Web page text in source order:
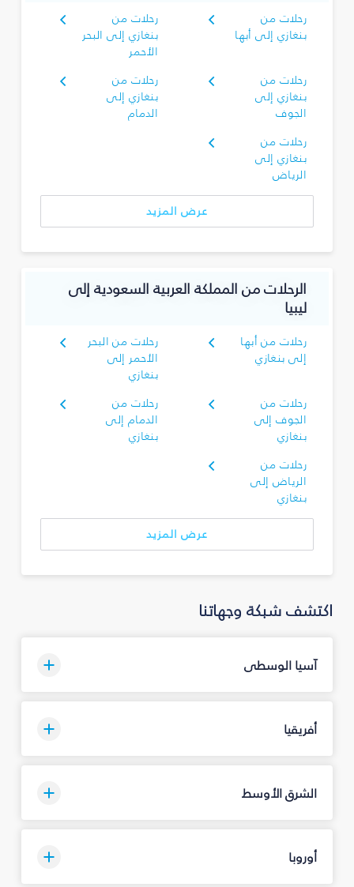
رحلات من
بنغازي إلى أبها
رحلات من
بنغازي إلى البحر
الأحمر
رحلات من
بنغازي إلى
الجوف
رحلات من
بنغازي إلى
الدمام
رحلات من
بنغازي إلى
الرياض
عرض المزيد
الرحلات من المملكة العربية السعودية إلى
ليبيا
رحلات من أبها
إلى بنغازي
رحلات من البحر
الأحمر إلى
بنغازي
رحلات من
الجوف إلى
بنغازي
رحلات من
الدمام إلى
بنغازي
رحلات من
الرياض إلى
بنغازي
عرض المزيد
اكتشف شبكة وجهاتنا
آسيا الوسطى
أفريقيا
الشرق الأوسط
أوروبا